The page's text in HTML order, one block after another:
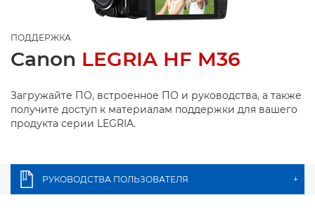
ПОДДЕРЖКА
Canon LEGRIA HF M36
Загружайте ПО, встроенное ПО и руководства, а также
получите доступ к материалам поддержки для вашего
продукта серии LEGRIA.
РУКОВОДСТВА ПОЛЬЗОВАТЕЛЯ +